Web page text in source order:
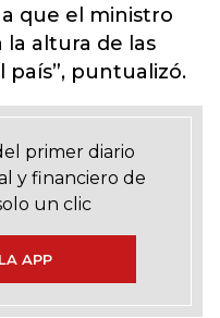
que el ministro
la altura de las
país”, puntualizó.
primer diario
y financiero de
un clic
APP